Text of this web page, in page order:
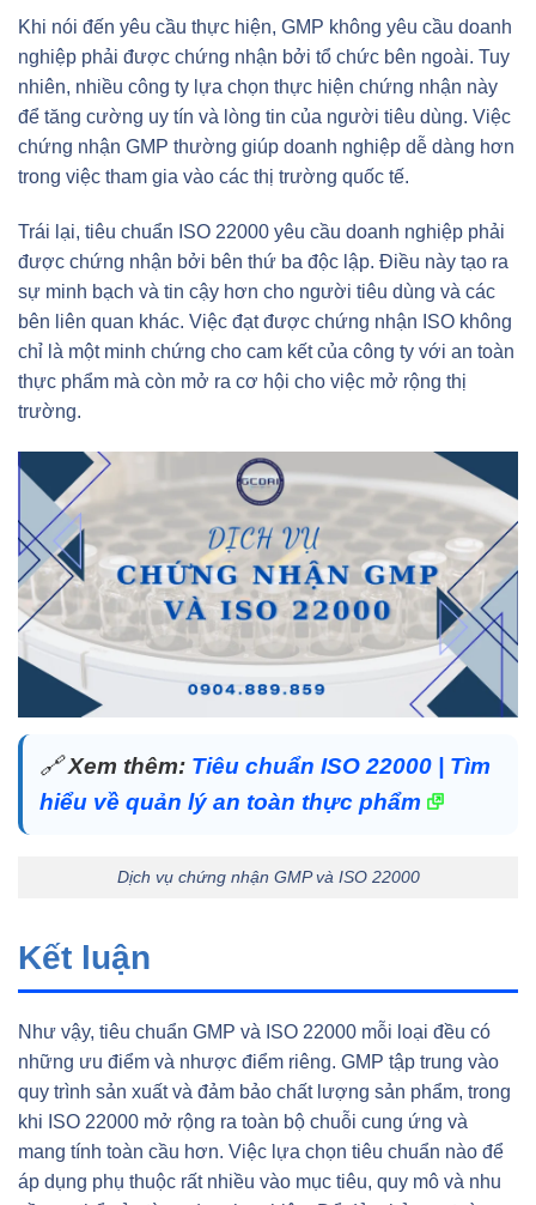
Khi nói đến yêu cầu thực hiện, GMP không yêu cầu doanh
nghiệp phải được chứng nhận bởi tổ chức bên ngoài. Tuy
nhiên, nhiều công ty lựa chọn thực hiện chứng nhận này
để tăng cường uy tín và lòng tin của người tiêu dùng. Việc
chứng nhận GMP thường giúp doanh nghiệp dễ dàng hơn
trong việc tham gia vào các thị trường quốc tế.
Trái lại, tiêu chuẩn ISO 22000 yêu cầu doanh nghiệp phải
được chứng nhận bởi bên thứ ba độc lập. Điều này tạo ra
sự minh bạch và tin cậy hơn cho người tiêu dùng và các
bên liên quan khác. Việc đạt được chứng nhận ISO không
chỉ là một minh chứng cho cam kết của công ty với an toàn
thực phẩm mà còn mở ra cơ hội cho việc mở rộng thị
trường.
🔗Xem thêm: Tiêu chuẩn ISO 22000 | Tìm
hiểu về quản lý an toàn thực phẩm
Dịch vụ chứng nhận GMP và ISO 22000
Kết luận
Như vậy, tiêu chuẩn GMP và ISO 22000 mỗi loại đều có
những ưu điểm và nhược điểm riêng. GMP tập trung vào
quy trình sản xuất và đảm bảo chất lượng sản phẩm, trong
khi ISO 22000 mở rộng ra toàn bộ chuỗi cung ứng và
mang tính toàn cầu hơn. Việc lựa chọn tiêu chuẩn nào để
áp dụng phụ thuộc rất nhiều vào mục tiêu, quy mô và nhu